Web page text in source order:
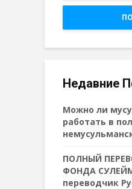
Недавние
Можно ли
работать в
ПОЛНЫЙ
ФОНДА
переводчик